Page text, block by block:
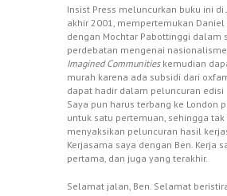
Insist Press meluncurkan buku ini di
akhir 2001, mempertemukan Daniel
dengan Mochtar Pabottinggi dalam
perdebatan mengenai
Imagined Communitieskemudian
murah karena ada subsidi dari
dapat hadir dalam peluncuran edisi
Saya pun harus terbang ke London
untuk satu pertemuan, sehingga
menyaksikan peluncuran hasil
Kerjasama saya dengan Ben. Kerja
pertama, dan juga yang terakhir.
Selamat jalan, Ben. Selamat